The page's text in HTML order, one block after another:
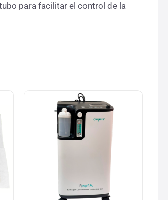
para facilitar el control de la